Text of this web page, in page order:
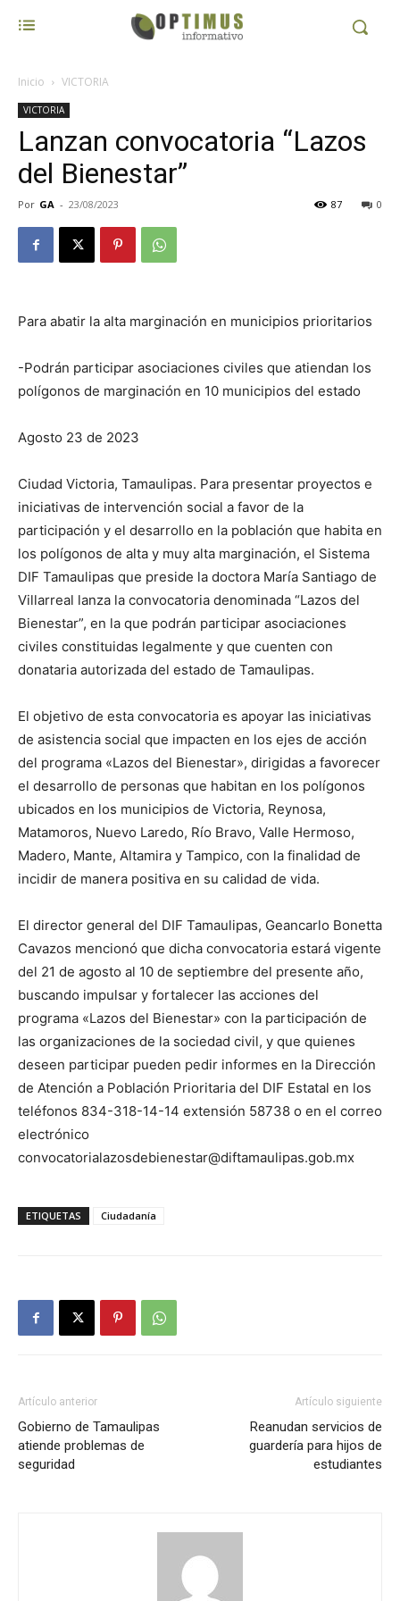
Inicio VICTORIA
VICTORIA
Lanzan convocatoria “Lazos
del Bienestar”
Por GA - 23/08/2023 0
87
Para abatir la alta marginación en municipios prioritarios
-Podrán participar asociaciones civiles que atiendan los
polígonos de marginación en 10 municipios del estado
Agosto 23 de 2023
Ciudad Victoria, Tamaulipas. Para presentar proyectos e
iniciativas de intervención social a favor de la
participación y el desarrollo en la población que habita en
los polígonos de alta y muy alta marginación, el Sistema
DIF Tamaulipas que preside la doctora María Santiago de
Villarreal lanza la convocatoria denominada “Lazos del
Bienestar”, en la que podrán participar asociaciones
civiles constituidas legalmente y que cuenten con
donataria autorizada del estado de Tamaulipas.
El objetivo de esta convocatoria es apoyar las iniciativas
de asistencia social que impacten en los ejes de acción
del programa «Lazos del Bienestar», dirigidas a favorecer
el desarrollo de personas que habitan en los polígonos
ubicados en los municipios de Victoria, Reynosa,
Matamoros, Nuevo Laredo, Río Bravo, Valle Hermoso,
Madero, Mante, Altamira y Tampico, con la finalidad de
incidir de manera positiva en su calidad de vida.
El director general del DIF Tamaulipas, Geancarlo Bonetta
Cavazos mencionó que dicha convocatoria estará vigente
del 21 de agosto al 10 de septiembre del presente año,
buscando impulsar y fortalecer las acciones del
programa «Lazos del Bienestar» con la participación de
las organizaciones de la sociedad civil, y que quienes
deseen participar pueden pedir informes en la Dirección
de Atención a Población Prioritaria del DIF Estatal en los
teléfonos 834-318-14-14 extensión 58738 o en el correo
electrónico
convocatorialazosdebienestar@diftamaulipas.gob.mx
ETIQUETAS Ciudadanía
Artículo anterior
Gobierno de Tamaulipas
atiende problemas de
seguridad
Artículo siguiente
Reanudan servicios de
guardería para hijos de
estudiantes